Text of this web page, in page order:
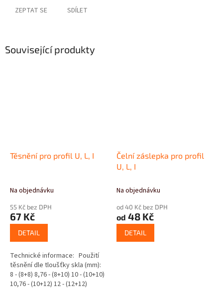
ZEPTAT SE SDÍLET
Související produkty
Těsnění pro profil U, L, I
Na objednávku
55 Kč bez DPH
67 Kč
DETAIL
Technické informace: Použití
těsnění dle tloušťky skla (mm):
8 - (8+8) 8,76 - (8+10) 10 - (10+10)
10,76 - (10+12) 12 - (12+12)
Čelní záslepka pro profil
U, L, I
Na objednávku
od 40 Kč bez DPH
od 48 Kč
DETAIL